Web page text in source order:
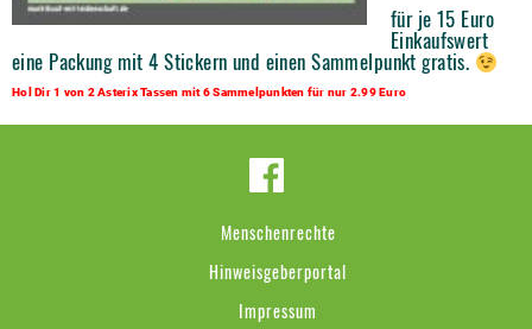
für je 15 Euro
Einkaufswert
eine Packung mit 4 Stickern und einen Sammelpunkt gratis.
Hol Dir 1 von 2 Asterix Tassen mit 6 Sammelpunkten für nur 2.99 Euro
Menschenrechte
Hinweisgeberportal
Impressum